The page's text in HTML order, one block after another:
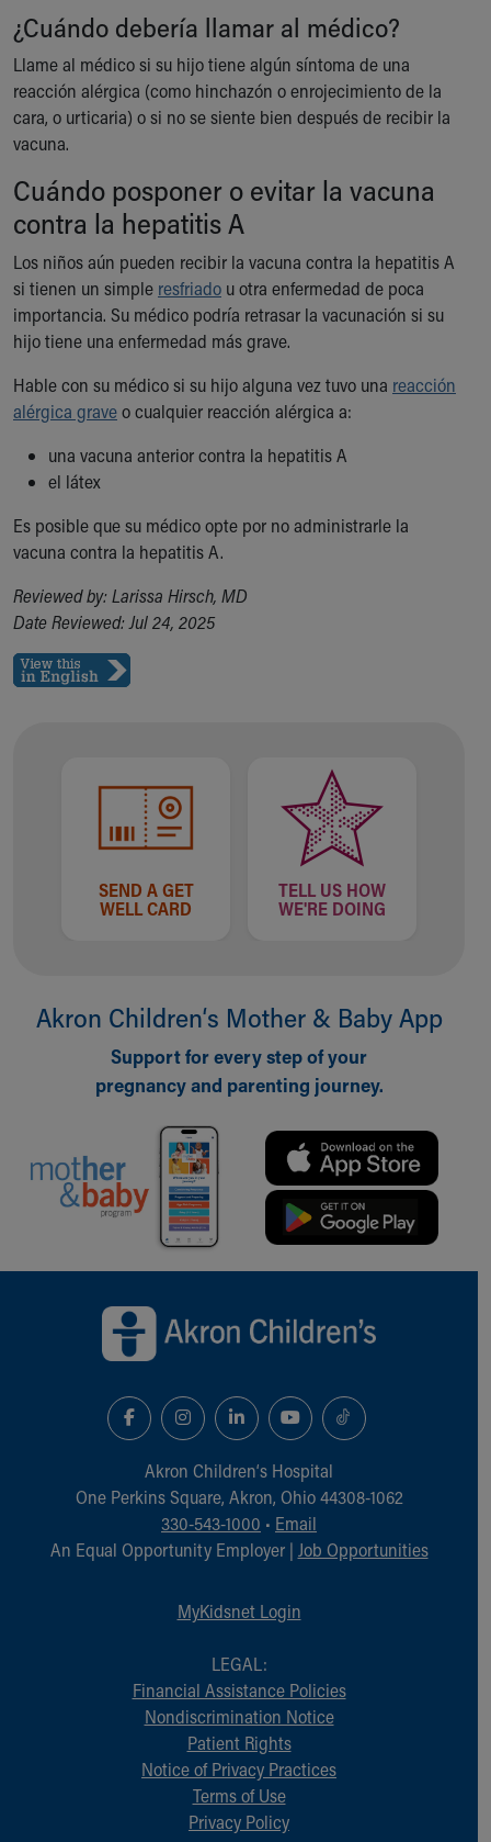
¿Cuándo debería llamar al médico?
Llame al médico si su hijo tiene algún síntoma de una
reacción alérgica (como hinchazón o enrojecimiento de la
cara, o urticaria) o si no se siente bien después de recibir la
vacuna.
Cuándo posponer o evitar la vacuna
contra la hepatitis A
Los niños aún pueden recibir la vacuna contra la hepatitis A
si tienen un simple resfriado u otra enfermedad de poca
importancia. Su médico podría retrasar la vacunación si su
hijo tiene una enfermedad más grave.
Hable con su médico si su hijo alguna vez tuvo una reacción
alérgica graveo cualquier reacción alérgica a:
una vacuna anterior contra la hepatitis A
el látex
Es posible que su médico opte por no administrarle la
vacuna contra la hepatitis A.
Reviewed by: Larissa Hirsch, MD
Date Reviewed: Jul 24, 2025
SEND A GET
WELL CARD
TELL US HOW
WE'RE DOING
Akron Children‘s Mother & Baby App
Support for every step of your
pregnancy and parenting journey.
Akron Children‘s Hospital
One Perkins Square, Akron, Ohio 44308-1062
330-543-1000 • Email
An Equal Opportunity Employer | Job Opportunities
MyKidsnet Login
LEGAL:
Financial Assistance Policies
Nondiscrimination Notice
Patient Rights
Notice of Privacy Practices
Terms of Use
Privacy Policy